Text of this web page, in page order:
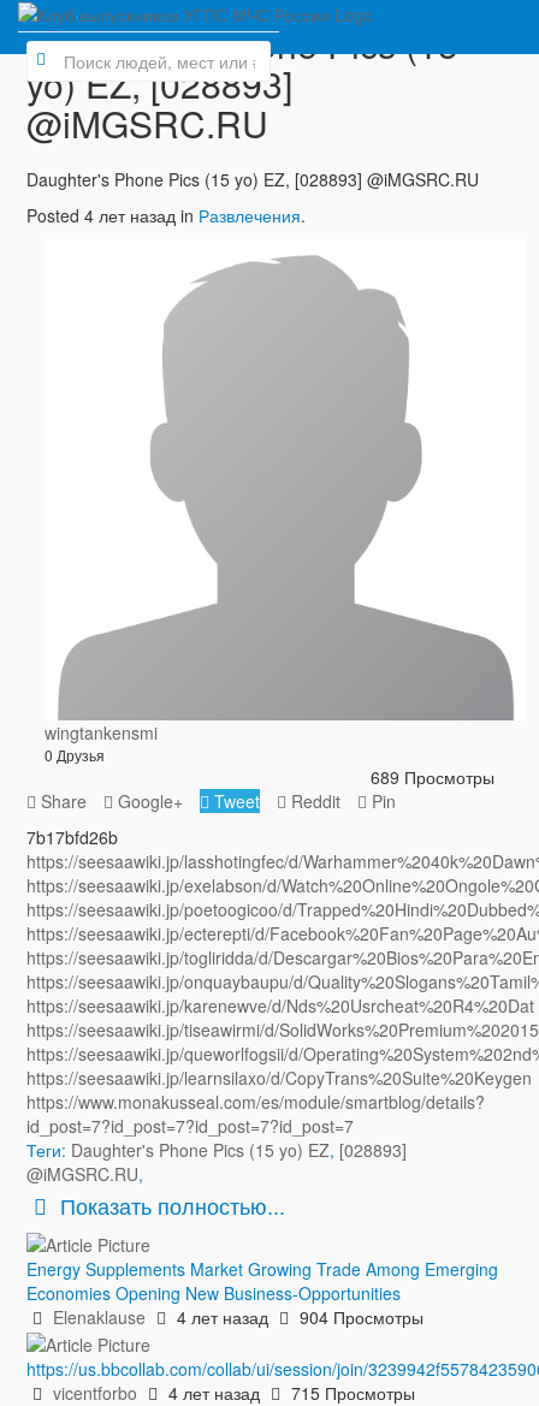
Daughter's Phone Pics (15
yo) EZ, [028893]
@iMGSRC.RU
Daughter's Phone Pics (15 yo) EZ, [028893] @iMGSRC.RU
Posted 4 лет назад in Развлечения.
wingtankensmi
0 Друзья
689 Просмотры
Share
Google+ Tweet Reddit
Pin
7b17bfd26b
https://seesaawiki.jp/lasshotingfec/d/
https://seesaawiki.jp/exelabson/d/
https://seesaawiki.jp/poetoogicoo/d/
https://seesaawiki.jp/ecterepti/d/
https://seesaawiki.jp/togliridda/d/
https://seesaawiki.jp/onquaybaupu/d/
https://seesaawiki.jp/karenewve/d/Nds%20Usrcheat%20R4%20Dat
https://seesaawiki.jp/tiseawirmi/d/
https://seesaawiki.jp/queworlfogsii/d/
https://seesaawiki.jp/learnsilaxo/d/CopyTrans%20Suite%20Keygen
https://www.monakusseal.com/es/module/smartblog/details?
id_post=7?id_post=7?id_post=7?id_post=7
Теги: Daughter's Phone Pics (15 yo) EZ, [028893]
@iMGSRC.RU,
Показать полностью...
Energy Supplements Market Growing Trade Among Emerging
Economies Opening New Business-Opportunities
Elenaklause
4 лет назад 904 Просмотры
https://us.bbcollab.com/collab/ui/session/join/
vicentforbo
4 лет назад 715 Просмотры